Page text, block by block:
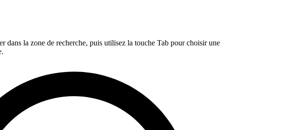
dans la zone de recherche, puis utilisez la touche Tab pour choisir une